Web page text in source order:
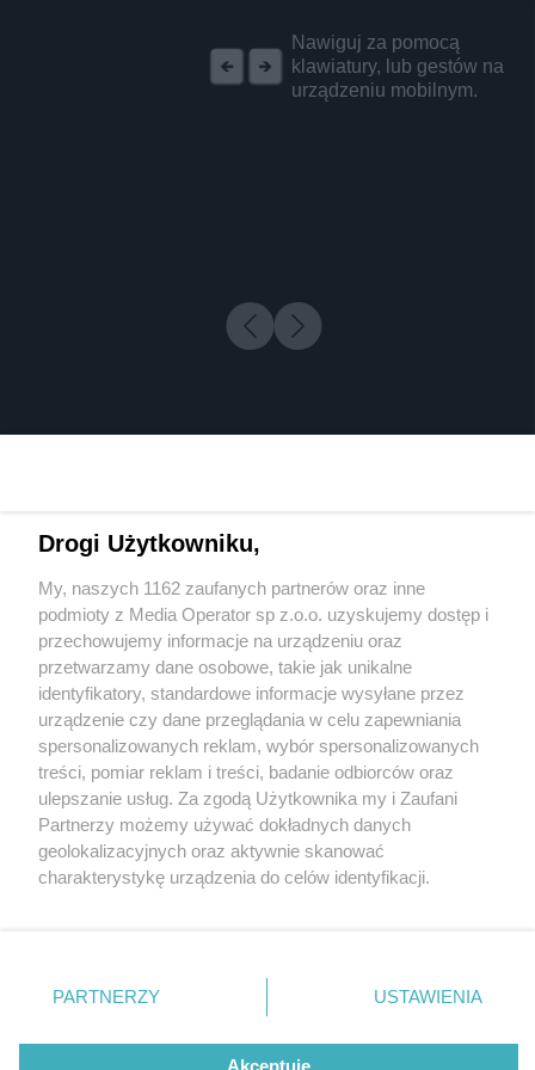
Nawiguj za pomocą
klawiatury, lub gestów na
urządzeniu mobilnym.
2 / 0
Wydawca mediów lokalnych
Nie zapomnij
zapoznać się z:
polityką prywatności regulamin korzystania z portali
Twojemiasto
Piekary Śląskie
Chorzów
Tarnowskie Góry
Gliwice
Skontakuj sięz nami
Kontakt
Wydawca
Redakcja
Drogi Użytkowniku,
My, naszych 1162 zaufanych partnerów oraz inne
podmioty z Media Operator sp z.o.o. uzyskujemy dostęp i
przechowujemy informacje na urządzeniu oraz
przetwarzamy dane osobowe, takie jak unikalne
identyfikatory, standardowe informacje wysyłane przez
urządzenie czy dane przeglądania w celu zapewniania
spersonalizowanych reklam, wybór spersonalizowanych
treści, pomiar reklam i treści, badanie odbiorców oraz
ulepszanie usług. Za zgodą Użytkownika my i Zaufani
Partnerzy możemy używać dokładnych danych
geolokalizacyjnych oraz aktywnie skanować
charakterystykę urządzenia do celów identyfikacji.
zmienić/wycofać klikając przycisk ustawień prywatności
znajdujący się w lewym dolnym rogu strony
rodzaje przetwarzania danych nie wymagają zgody
użytkownika, ale masz prawo sprzeciwić się takiemu
PARTNERZY USTAWIENIA
Akceptuję